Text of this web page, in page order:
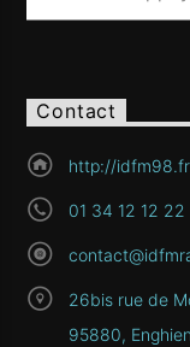
Contact
http://idfm98.fr
01 34 12 12 22
26bis rue de
95880,